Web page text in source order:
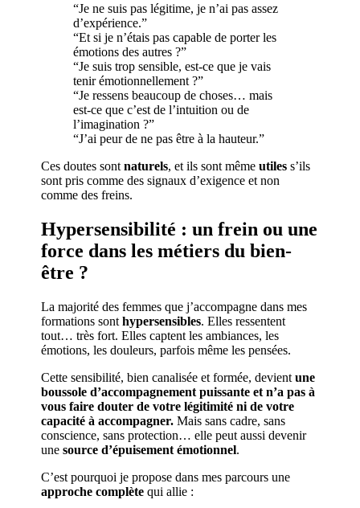
“Je ne suis pas légitime, je n’ai pas assez
d’expérience.”
“Et si je n’étais pas capable de porter les
émotions des autres ?”
“Je suis trop sensible, est-ce que je vais
tenir émotionnellement ?”
“Je ressens beaucoup de choses… mais
est-ce que c’est de l’intuition ou de
l’imagination ?”
“J’ai peur de ne pas être à la hauteur.”
Ces doutes sontnaturels, et ils sont mêmeutiles s’ils
sont pris comme des signaux d’exigence et non
comme des freins.
Hypersensibilité : un frein ou une
force dans les métiers du bien-
être ?
La majorité des femmes que j’accompagne dans mes
formations sonthypersensibles. Elles ressentent
tout… très fort. Elles captent les ambiances, les
émotions, les douleurs, parfois même les pensées.
Cette sensibilité, bien canalisée et formée, devientune
boussole d’accompagnement puissante et n’a pas à
vous faire douter de votre légitimité ni de votre
capacité à accompagner.Mais sans cadre, sans
conscience, sans protection… elle peut aussi devenir
unesource d’épuisement émotionnel.
C’est pourquoi je propose dans mes parcours une
approche complète qui allie :